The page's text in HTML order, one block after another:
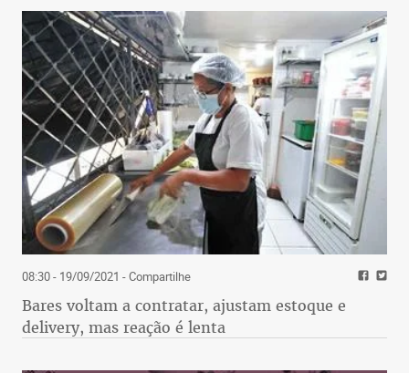
08:30 - 19/09/2021 - Compartilhe
Bares voltam a contratar, ajustam estoque e
delivery, mas reação é lenta